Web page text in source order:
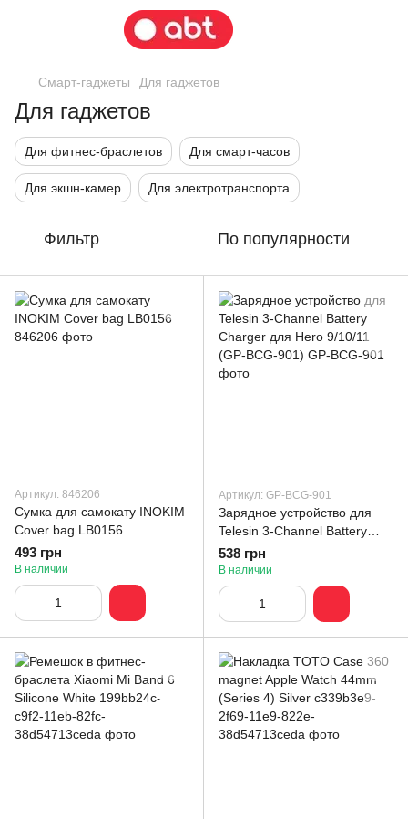
Смарт-гаджеты Для гаджетов
Для гаджетов
Для фитнес-браслетов Для смарт-часов
Для экшн-камер Для электротранспорта
Фильтр По популярности
Артикул: 846206
Сумка для самокату INOKIM
Cover bag LB0156
493 грн
В наличии
Артикул: GP-BCG-901
Зарядное устройство для
Telesin 3-Channel Battery
Charger для Hero 9/10/11
(GP-BCG-901)
538 грн
В наличии